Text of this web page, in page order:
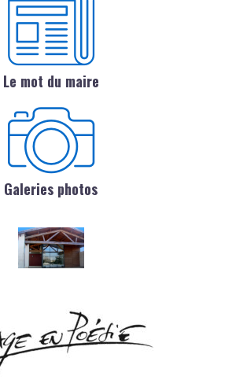
Le mot du maire
Galeries photos